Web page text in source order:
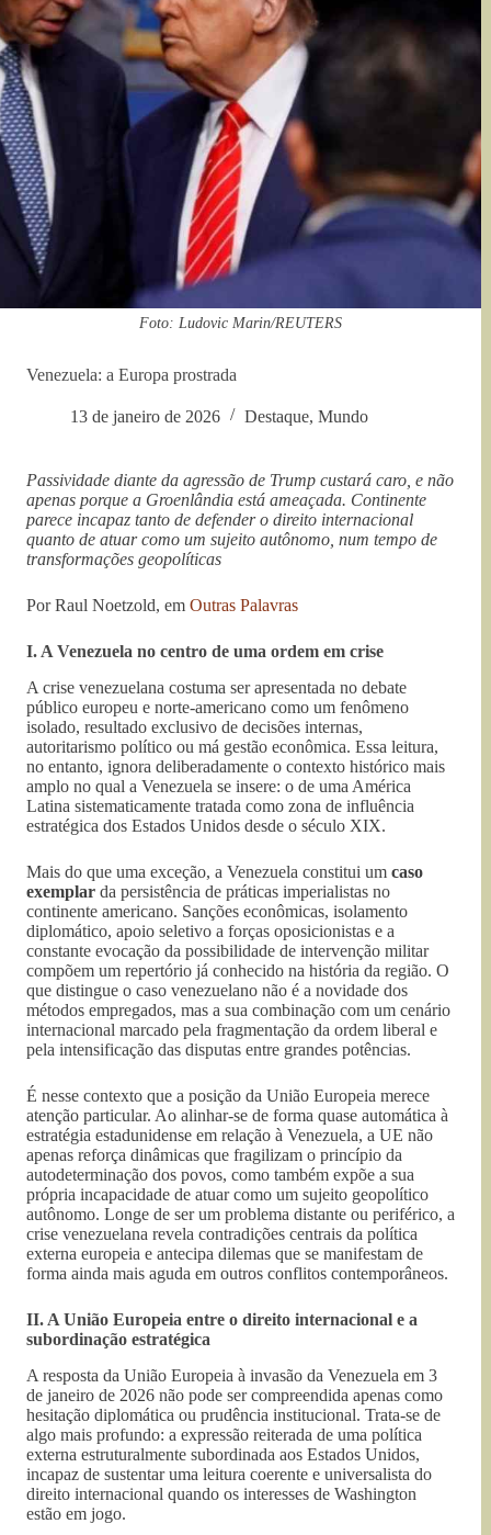
Foto: Ludovic Marin/REUTERS
Venezuela: a Europa prostrada
13 de janeiro de 2026 Destaque, Mundo
Passividade diante da agressão de Trump custará caro, e não
apenas porque a Groenlândia está ameaçada. Continente
parece incapaz tanto de defender o direito internacional
quanto de atuar como um sujeito autônomo, num tempo de
transformações geopolíticas
Por Raul Noetzold, em Outras Palavras
I. A Venezuela no centro de uma ordem em crise
A crise venezuelana costuma ser apresentada no debate
público europeu e norte-americano como um fenômeno
isolado, resultado exclusivo de decisões internas,
autoritarismo político ou má gestão econômica. Essa leitura,
no entanto, ignora deliberadamente o contexto histórico mais
amplo no qual a Venezuela se insere: o de uma América
Latina sistematicamente tratada como zona de influência
estratégica dos Estados Unidos desde o século XIX.
Mais do que uma exceção, a Venezuela constitui um caso
exemplar da persistência de práticas imperialistas no
continente americano. Sanções econômicas, isolamento
diplomático, apoio seletivo a forças oposicionistas e a
constante evocação da possibilidade de intervenção militar
compõem um repertório já conhecido na história da região. O
que distingue o caso venezuelano não é a novidade dos
métodos empregados, mas a sua combinação com um cenário
internacional marcado pela fragmentação da ordem liberal e
pela intensificação das disputas entre grandes potências.
É nesse contexto que a posição da União Europeia merece
atenção particular. Ao alinhar-se de forma quase automática à
estratégia estadunidense em relação à Venezuela, a UE não
apenas reforça dinâmicas que fragilizam o princípio da
autodeterminação dos povos, como também expõe a sua
própria incapacidade de atuar como um sujeito geopolítico
autônomo. Longe de ser um problema distante ou periférico, a
crise venezuelana revela contradições centrais da política
externa europeia e antecipa dilemas que se manifestam de
forma ainda mais aguda em outros conflitos contemporâneos.
II. A União Europeia entre o direito internacional e a
subordinação estratégica
A resposta da União Europeia à invasão da Venezuela em 3
de janeiro de 2026 não pode ser compreendida apenas como
hesitação diplomática ou prudência institucional. Trata-se de
algo mais profundo: a expressão reiterada de uma política
externa estruturalmente subordinada aos Estados Unidos,
incapaz de sustentar uma leitura coerente e universalista do
direito internacional quando os interesses de Washington
estão em jogo.